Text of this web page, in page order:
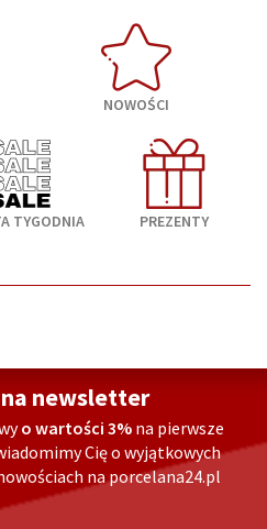
NOWOŚCI
TYGODNIA PREZENTY
newsletter
o wartości 3% na pierwsze
Cię o wyjątkowych
na porcelana24.pl